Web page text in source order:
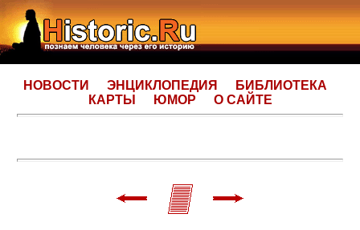
НОВОСТИ ЭНЦИКЛОПЕДИЯ
БИБЛИОТЕКА
КАРТЫ
ЮМОР О САЙТЕ